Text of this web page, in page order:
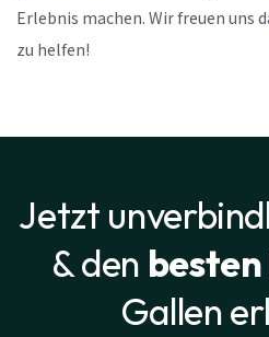
Erlebnis machen. Wir freuen uns
zu helfen!
Jetzt
& den
Gallen